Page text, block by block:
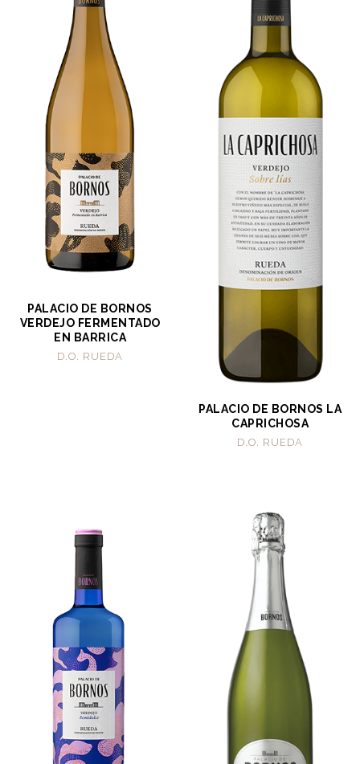
PALACIO DE BORNOS
VERDEJO FERMENTADO
EN BARRICA
D.O. RUEDA
PALACIO DE BORNOS LA
CAPRICHOSA
D.O. RUEDA